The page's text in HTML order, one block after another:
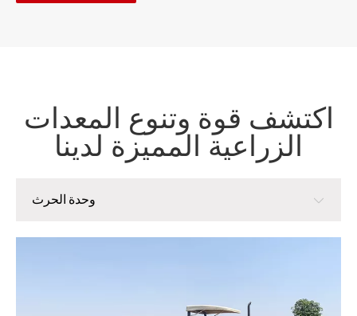
اكتشف قوة وتنوع المعدات
الزراعية المميزة لدينا
وحدة الحرث
وحدة الحرث